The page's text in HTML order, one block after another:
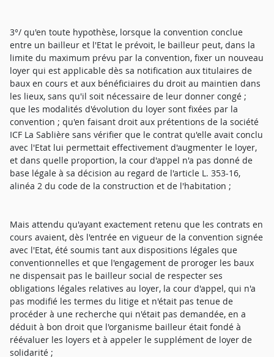
3°/ qu'en toute hypothèse, lorsque la convention conclue
entre un bailleur et l'Etat le prévoit, le bailleur peut, dans la
limite du maximum prévu par la convention, fixer un nouveau
loyer qui est applicable dès sa notification aux titulaires de
baux en cours et aux bénéficiaires du droit au maintien dans
les lieux, sans qu'il soit nécessaire de leur donner congé ;
que les modalités d'évolution du loyer sont fixées par la
convention ; qu'en faisant droit aux prétentions de la société
ICF La Sablière sans vérifier que le contrat qu'elle avait conclu
avec l'Etat lui permettait effectivement d'augmenter le loyer,
et dans quelle proportion, la cour d'appel n'a pas donné de
base légale à sa décision au regard de l'article L. 353-16,
alinéa 2 du code de la construction et de l'habitation ;
Mais attendu qu'ayant exactement retenu que les contrats en
cours avaient, dès l'entrée en vigueur de la convention signée
avec l'Etat, été soumis tant aux dispositions légales que
conventionnelles et que l'engagement de proroger les baux
ne dispensait pas le bailleur social de respecter ses
obligations légales relatives au loyer, la cour d'appel, qui n'a
pas modifié les termes du litige et n'était pas tenue de
procéder à une recherche qui n'était pas demandée, en a
déduit à bon droit que l'organisme bailleur était fondé à
réévaluer les loyers et à appeler le supplément de loyer de
solidarité ;